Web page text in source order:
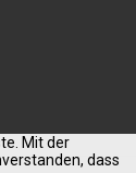
Mit der
dass